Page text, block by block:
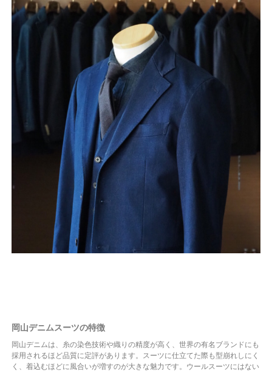
岡山デニムスーツの特徴
岡山デニムは、糸の染色技術や織りの精度が高く、世界の有名ブランドにも
採用されるほど品質に定評があります。スーツに仕立てた際も型崩れしにく
く、着込むほどに風合いが増すのが大きな魅力です。ウールスーツにはない